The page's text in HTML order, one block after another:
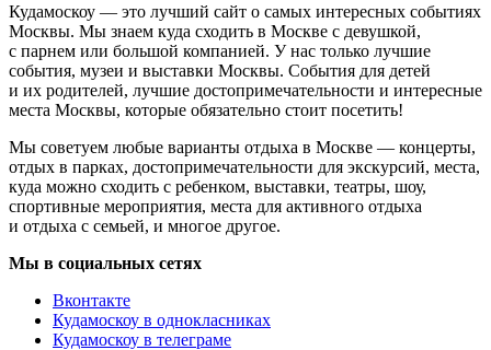
Кудамоскоу — это лучший сайт о самых интересных событиях
Москвы. Мы знаем куда сходить в Москве с девушкой,
с парнем или большой компанией. У нас только лучшие
события, музеи и выставки Москвы. События для детей
и их родителей, лучшие достопримечательности и интересные
места Москвы, которые обязательно стоит посетить!
Мы советуем любые варианты отдыха в Москве — концерты,
отдых в парках, достопримечательности для экскурсий, места,
куда можно сходить с ребенком, выставки, театры, шоу,
спортивные мероприятия, места для активного отдыха
и отдыха с семьей, и многое другое.
Мы в социальных сетях
Вконтакте
Кудамоскоу в однокласниках
Кудамоскоу в телеграме